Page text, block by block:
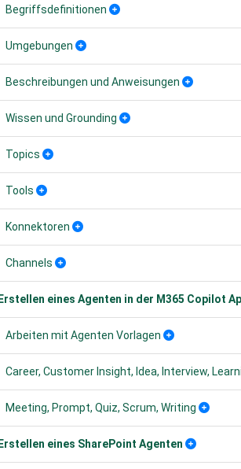
Begriffsdefinitionen
Umgebungen
Beschreibungen und Anweisungen
Wissen und Grounding
Topics
Tools
Konnektoren
Channels
Erstellen eines Agenten in der M365 Copilot
Arbeiten mit Agenten Vorlagen
Career, Customer Insight, Idea, Interview,
Meeting, Prompt, Quiz, Scrum, Writing
Erstellen eines SharePoint Agenten